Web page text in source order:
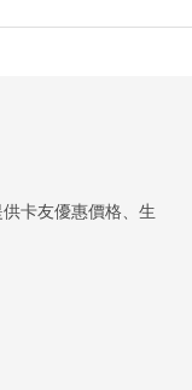
卡友優惠價格、生